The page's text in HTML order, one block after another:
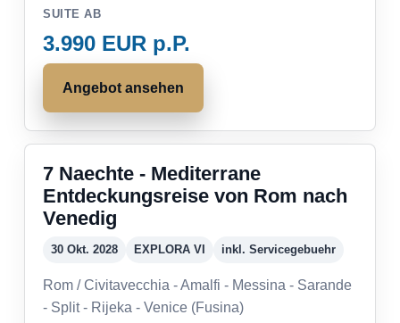
SUITE AB
3.990 EUR p.P.
Angebot ansehen
7 Naechte - Mediterrane
Entdeckungsreise von Rom nach
Venedig
30 Okt. 2028 EXPLORA VI inkl. Servicegebuehr
Rom / Civitavecchia - Amalfi - Messina - Sarande
- Split - Rijeka - Venice (Fusina)